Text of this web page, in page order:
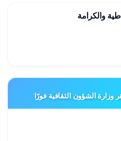
والكرامة
وزارة الشؤون الثقافية فورًا